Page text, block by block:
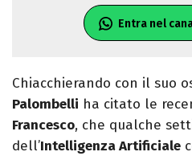
Entra nel
Chiacchierando con il suo
Palombelli ha citato le
Francesco, che qualche
dell’Intelligenza Artificiale